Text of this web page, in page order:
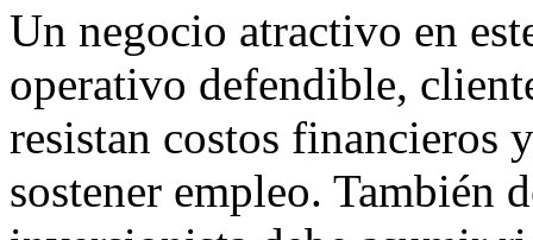
Un negocio atractivo en
operativo defendible,
resistan costos financieros
sostener empleo. También